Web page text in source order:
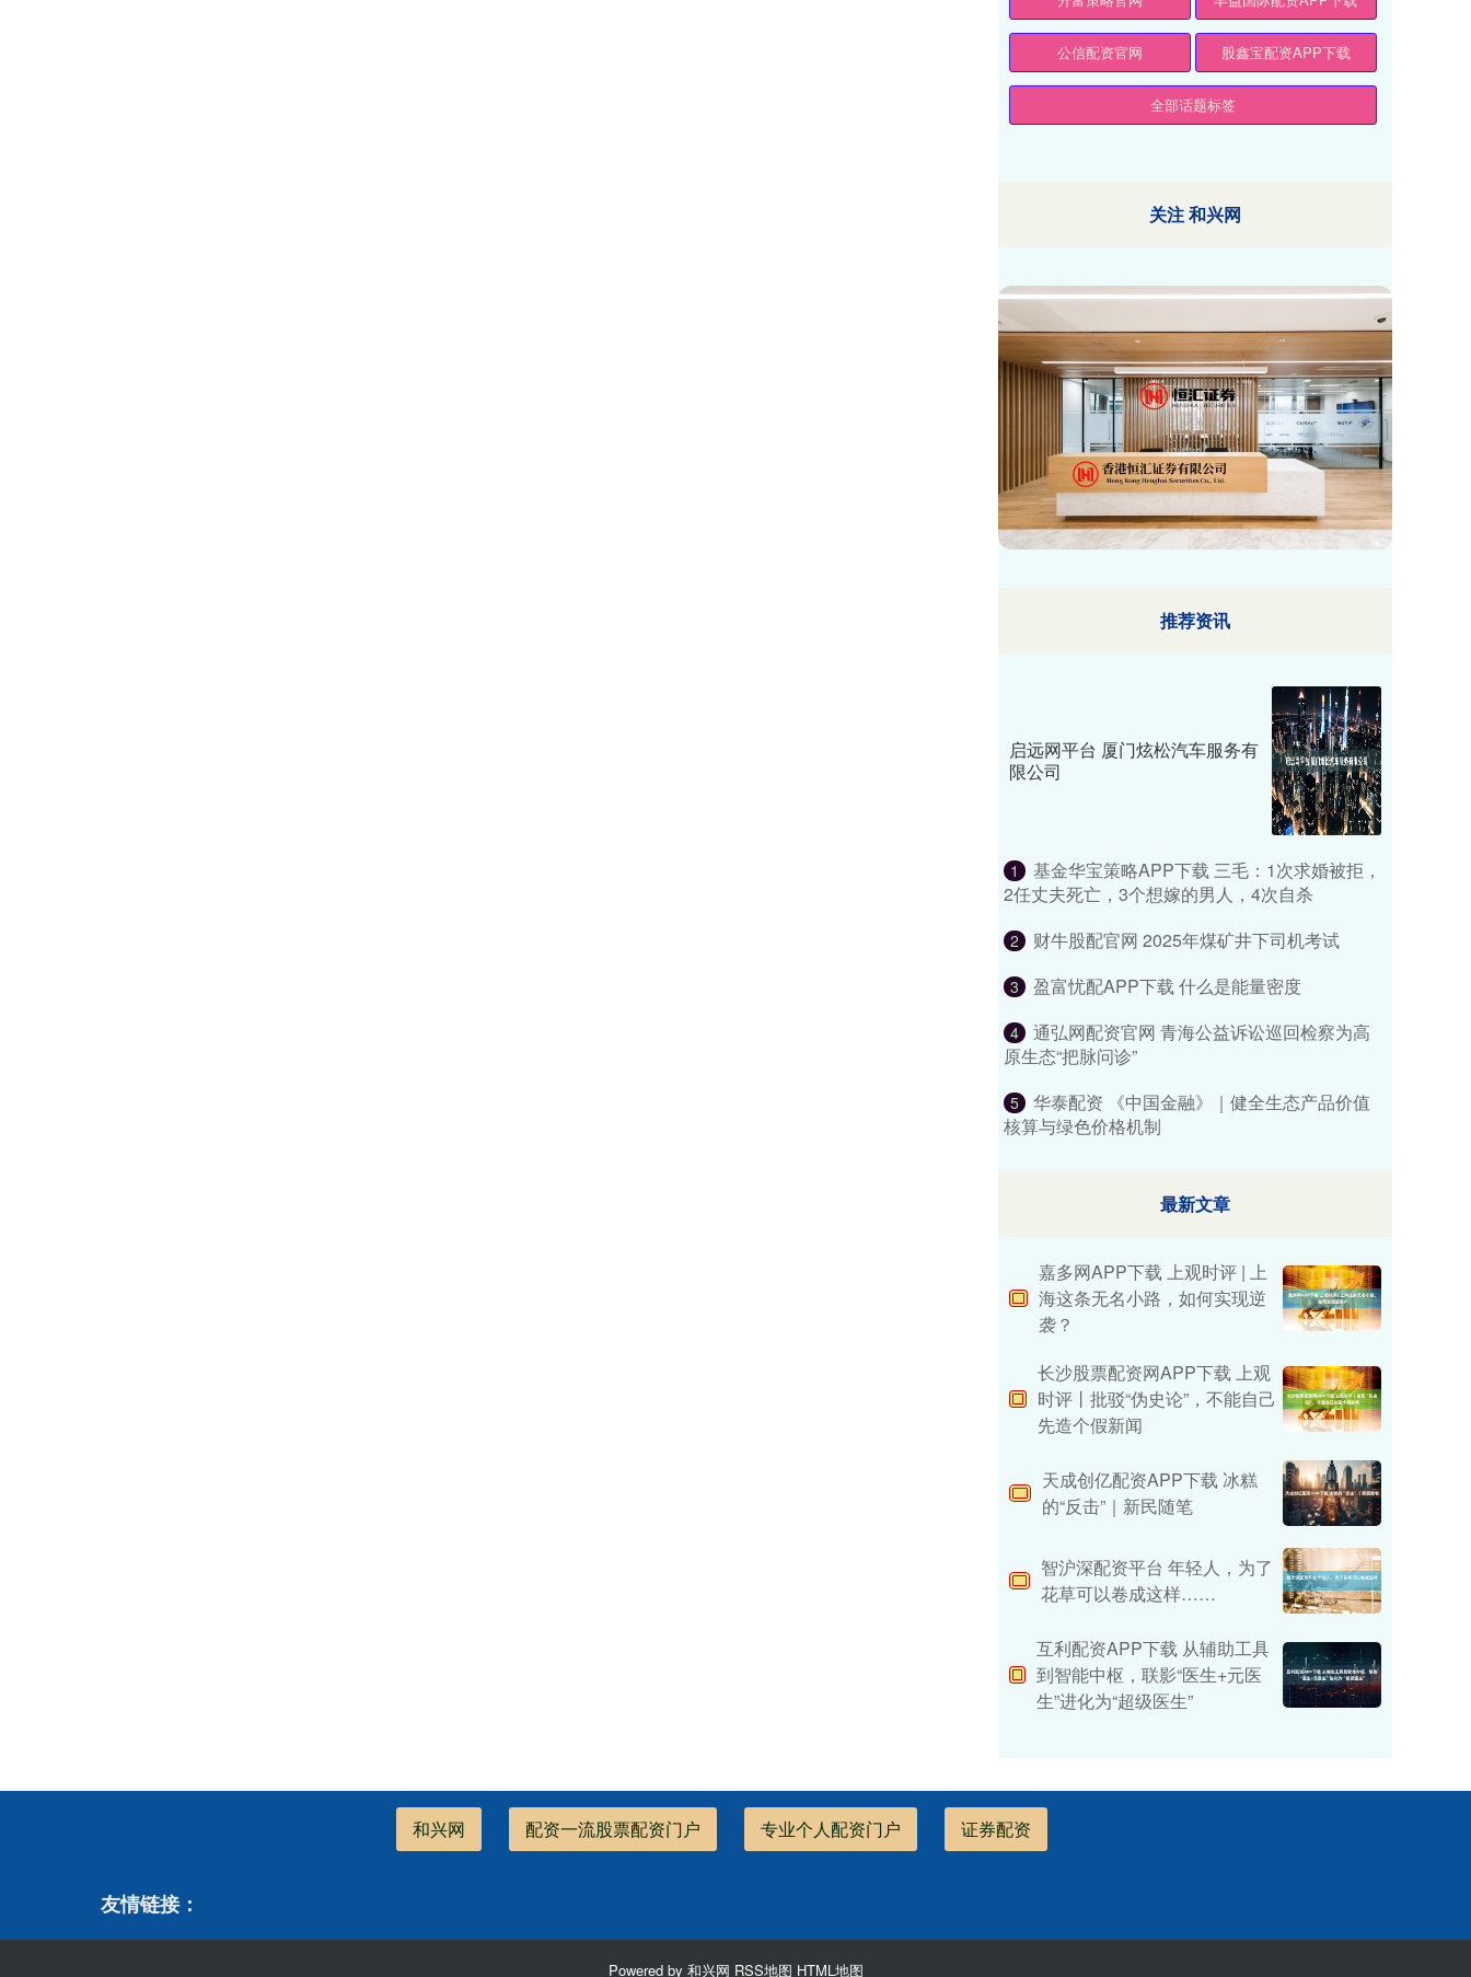
公信配资官网 股鑫宝配资APP下载
全部话题标签
关注 和兴网
推荐资讯
启远网平台 厦门炫松汽车服务有
限公司
1
基金华宝策略APP下载 三毛：1次求婚被拒，
2任丈夫死亡，3个想嫁的男人，4次自杀
2 财牛股配官网 2025年煤矿井下司机考试
3 盈富忧配APP下载 什么是能量密度
4
通弘网配资官网 青海公益诉讼巡回检察为高
原生态“把脉问诊”
5
华泰配资 《中国金融》｜健全生态产品价值
核算与绿色价格机制
最新文章
嘉多网APP下载 上观时评 | 上
海这条无名小路，如何实现逆
袭？
长沙股票配资网APP下载 上观
时评丨批驳“伪史论”，不能自己
先造个假新闻
天成创亿配资APP下载 冰糕
的“反击”｜新民随笔
智沪深配资平台 年轻人，为了
花草可以卷成这样……
互利配资APP下载 从辅助工具
到智能中枢，联影“医生+元医
生”进化为“超级医生”
和兴网 配资一流股票配资门户 专业个人配资门户 证券配资
友情链接：
Powered by 和兴网 RSS地图 HTML地图